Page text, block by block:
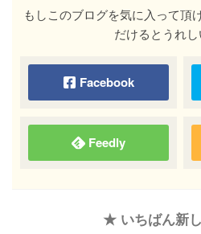
もしこのブログを気に入って頂
だけるとうれし
Facebook
Feedly
★ いちばん新